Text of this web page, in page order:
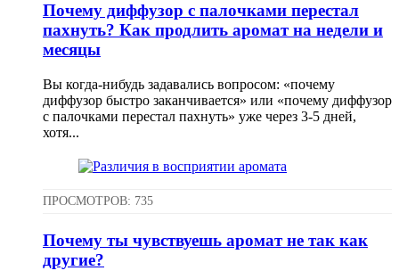
Почему диффузор с палочками перестал
пахнуть? Как продлить аромат на недели и
месяцы
Вы когда-нибудь задавались вопросом: «почему
диффузор быстро заканчивается» или «почему диффузор
с палочками перестал пахнуть» уже через 3-5 дней,
хотя...
ПРОСМОТРОВ: 735
Почему ты чувствуешь аромат не так как
другие?